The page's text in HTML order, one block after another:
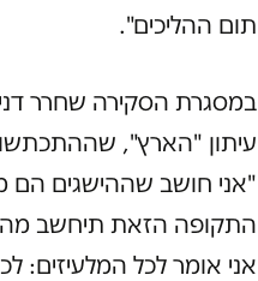
תום ההליכים".
במסגרת הסקירה שחרר
עיתון "הארץ",
"אני חושב שההישגים הם
התקופה הזאת תיחשב
אני אומר לכל המלעיזים: